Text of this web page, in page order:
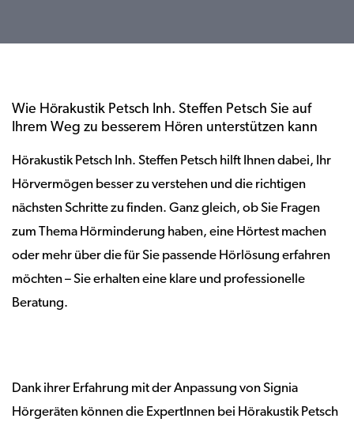
Wie Hörakustik Petsch Inh. Steffen Petsch Sie auf
Ihrem Weg zu besserem Hören unterstützen kann
Hörakustik Petsch Inh. Steffen Petsch hilft Ihnen dabei, Ihr
Hörvermögen besser zu verstehen und die richtigen
nächsten Schritte zu finden. Ganz gleich, ob Sie Fragen
zum Thema Hörminderung haben, eine Hörtest machen
oder mehr über die für Sie passende Hörlösung erfahren
möchten – Sie erhalten eine klare und professionelle
Beratung.
Dank ihrer Erfahrung mit der Anpassung von Signia
Hörgeräten können die ExpertInnen bei Hörakustik Petsch